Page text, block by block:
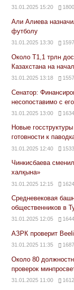
31.01.2025 15:20 1800
Али Алиева
футболу
31.01.2025 13:30 1597
Около Т1,1 трлн
Казахстана на
31.01.2025 13:18 1557
Сенатор:
несопоставимо с
31.01.2025 13:00 1634
Новые
готовности к
31.01.2025 12:40 1533
Чинкисбаева
халқына»
31.01.2025 12:15 1624
Средневековая
общественников в
31.01.2025 12:05 1644
АЗРК проверит
31.01.2025 11:35 1687
Около 80
проверок
31.01.2025 11:00 1612